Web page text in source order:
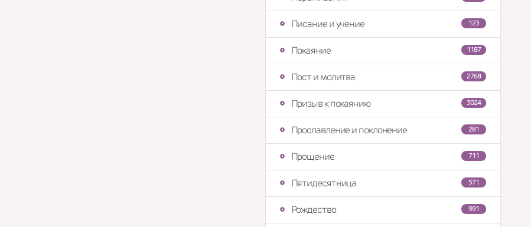
123
Писание и учение
1187
Покаяние
2768
Пост и молитва
3024
Призыв к покаянию
281
Прославление и поклонение
711
Прощение
571
Пятидесятница
991
Рождество